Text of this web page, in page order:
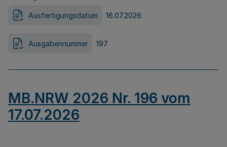
Ausfertigungsdatum 16.07.2026
Ausgabennummer 197
MB.NRW 2026 Nr. 196 vom
17.07.2026